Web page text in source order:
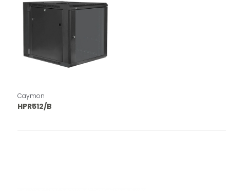
Caymon
HPR512/B